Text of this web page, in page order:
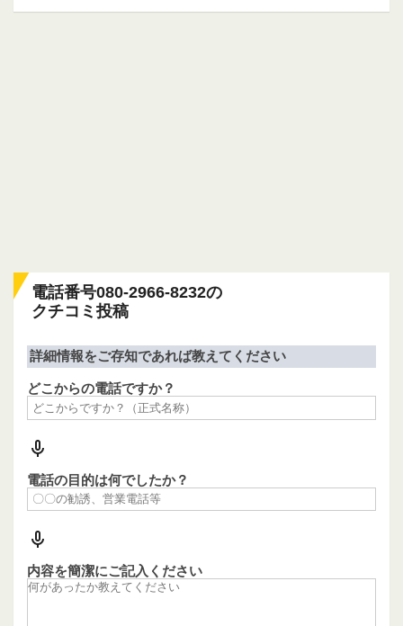
電話番号080-2966-8232の
クチコミ投稿
詳細情報をご存知であれば教えてください
どこからの電話ですか？
電話の目的は何でしたか？
内容を簡潔にご記入ください